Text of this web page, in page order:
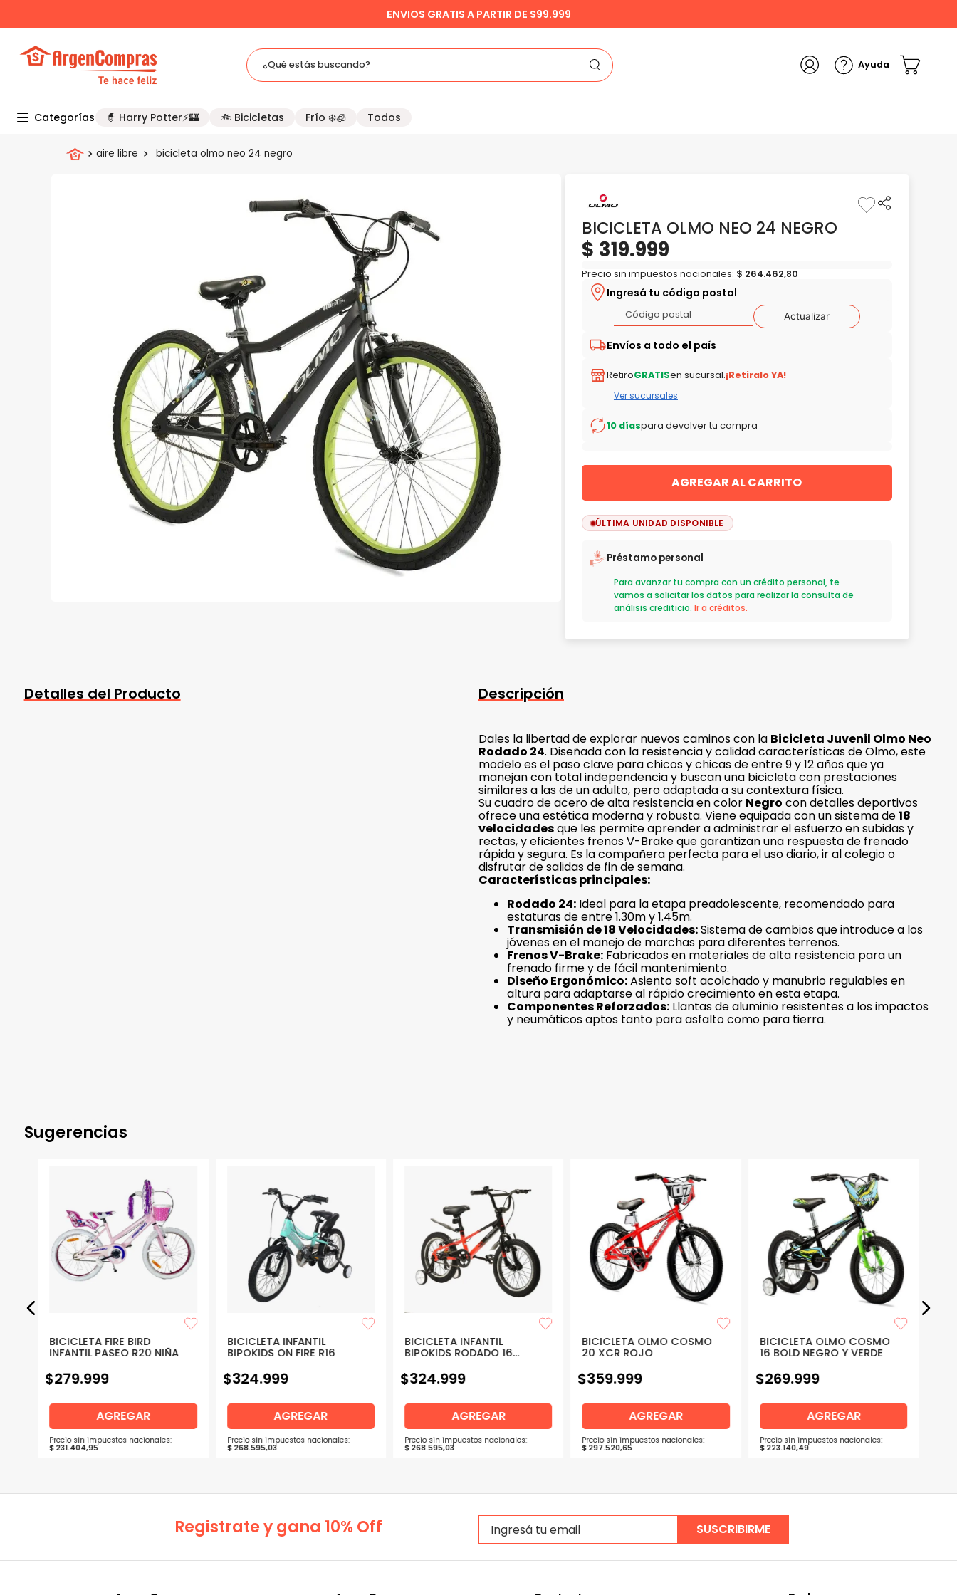
3,6,9 y 12 CUOTAS CON TARJETA DE CRÉDITO
¿Qué estás buscando?
Categorías 🧙 Harry Potter⚡🏰 🚲 Bicicletas Frío ❄️🧊 Todos
aire libre bicicleta olmo neo 24 negro
BICICLETA OLMO NEO 24 NEGRO
$ 319.999
Precio sin impuestos nacionales: $ 264.462,80
Ingresá tu código postal
Actualizar
RetiroGRATISen sucursal.¡Retiralo YA!
Ver sucursales
10 díaspara devolver tu compra
AGREGAR AL CARRITO
ÚLTIMA UNIDAD DISPONIBLE
Préstamo personal
Para avanzar tu compra con un crédito personal, te
vamos a solicitar los datos para realizar la consulta de
análisis crediticio. Ir a créditos.
Detalles del Producto Descripción
Dales la libertad de explorar nuevos caminos con la Bicicleta Juvenil Olmo Neo
Rodado 24. Diseñada con la resistencia y calidad características de Olmo, este
modelo es el paso clave para chicos y chicas de entre 9 y 12 años que ya
manejan con total independencia y buscan una bicicleta con prestaciones
similares a las de un adulto, pero adaptada a su contextura física.
Su cuadro de acero de alta resistencia en color Negro con detalles deportivos
ofrece una estética moderna y robusta. Viene equipada con un sistema de18
velocidadesque les permite aprender a administrar el esfuerzo en subidas y
rectas, y eficientes frenos V-Brake que garantizan una respuesta de frenado
rápida y segura. Es la compañera perfecta para el uso diario, ir al colegio o
disfrutar de salidas de fin de semana.
Características principales:
Rodado 24: Ideal para la etapa preadolescente, recomendado para
estaturas de entre 1.30m y 1.45m.
Transmisión de 18 Velocidades:Sistema de cambios que introduce a los
jóvenes en el manejo de marchas para diferentes terrenos.
Frenos V-Brake: Fabricados en materiales de alta resistencia para un
frenado firme y de fácil mantenimiento.
Diseño Ergonómico:Asiento soft acolchado y manubrio regulables en
altura para adaptarse al rápido crecimiento en esta etapa.
Componentes Reforzados: Llantas de aluminio resistentes a los impactos
y neumáticos aptos tanto para asfalto como para tierra.
Sugerencias
BICICLETA FIRE BIRD
INFANTIL PASEO R20 NIÑA
$279.999
AGREGAR
Precio sin impuestos nacionales:
$ 231.404,95
BICICLETA INFANTIL
BIPOKIDS ON FIRE R16
$324.999
AGREGAR
Precio sin impuestos nacionales:
$ 268.595,03
BICICLETA INFANTIL
BIPOKIDS RODADO 16
DISEÑO EXCLUSIVO
$324.999
AGREGAR
Precio sin impuestos nacionales:
$ 268.595,03
BICICLETA OLMO COSMO
20 XCR ROJO
$359.999
AGREGAR
Precio sin impuestos nacionales:
$ 297.520,65
BICICLETA OLMO COSMO
16 BOLD NEGRO Y VERDE
$269.999
AGREGAR
Precio sin impuestos nacionales:
$ 223.140,49
Registrate y gana 10% Off SUSCRIBIRME
1.
celulares